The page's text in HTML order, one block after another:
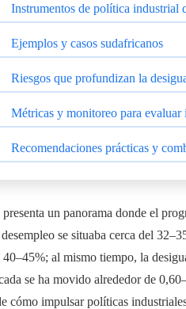
Instrumentos de política industrial
Ejemplos y casos sudafricanos
Riesgos que profundizan la
Métricas y monitoreo para
Recomendaciones prácticas y
un panorama donde el
se situaba cerca del
40–45%; al mismo tiempo, la
se ha movido alrededor de
cómo impulsar políticas